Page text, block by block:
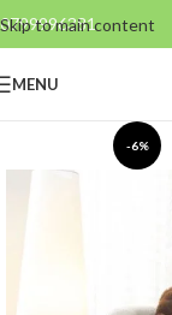
Skip to main content
0799996381
MENU
-6%